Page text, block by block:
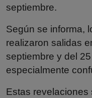
septiembre.
Según se informa,
realizaron salidas
septiembre y del
especialmente
Estas